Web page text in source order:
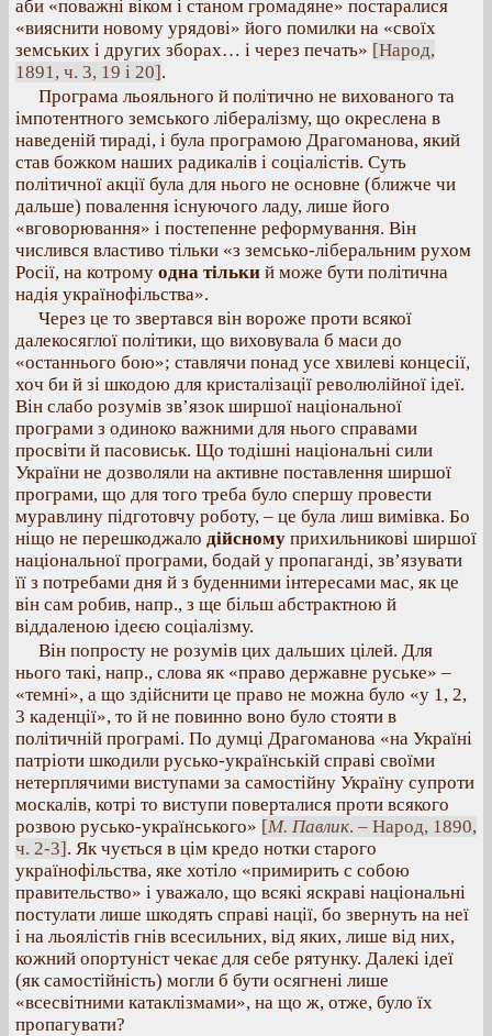
аби «поважні віком і станом громадяне» постаралися
«вияснити новому урядові» його помилки на «своїх
земських і других зборах… і через печать» [Народ,
1891, ч. 3, 19 і 20].
Програма льояльного й політично не вихованого та
імпотентного земського лібералізму, що окреслена в
наведеній тираді, і була програмою Драгоманова, який
став божком наших радикалів і соціалістів. Суть
політичної акції була для нього не основне (ближче чи
дальше) повалення існуючого ладу, лише його
«вговорювання» і постепенне реформування. Він
числився властиво тільки «з земсько-ліберальним рухом
Росії, на котрому одна тільки й може бути політична
надія українофільства».
Через це то звертався він вороже проти всякої
далекосяглої політики, що виховувала б маси до
«останнього бою»; ставлячи понад усе хвилеві концесії,
хоч би й зі шкодою для кристалізації революлійної ідеї.
Він слабо розумів зв’язок ширшої національної
програми з одиноко важними для нього справами
просвіти й пасовиськ. Що тодішні національні сили
України не дозволяли на активне поставлення ширшої
програми, що для того треба було спершу провести
муравлину підготовчу роботу, – це була лиш вимівка. Бо
ніщо не перешкоджало дійсному прихильникові ширшої
національної програми, бодай у пропаганді, зв’язувати
її з потребами дня й з буденними інтересами мас, як це
він сам робив, напр., з ще більш абстрактною й
віддаленою ідеєю соціалізму.
Він попросту не розумів цих дальших цілей. Для
нього такі, напр., слова як «право державне руське» –
«темні», а що здійснити це право не можна було «у 1, 2,
3 каденції», то й не повинно воно було стояти в
політичній програмі. По думці Драгоманова «на Україні
патріоти шкодили русько-українській справі своїми
нетерплячими виступами за самостійну Україну супроти
москалів, котрі то виступи поверталися проти всякого
розвою русько-українського» [М. Павлик. – Народ, 1890,
ч. 2-3]. Як чується в цім кредо нотки старого
українофільства, яке хотіло «примирить с собою
правительство» і уважало, що всякі яскраві національні
постулати лише шкодять справі нації, бо звернуть на неї
і на льоялістів гнів всесильних, від яких, лише від них,
кожний опортуніст чекає для себе рятунку. Далекі ідеї
(як самостійність) могли б бути осягнені лише
«всесвітними катаклізмами», на що ж, отже, було їх
пропагувати?